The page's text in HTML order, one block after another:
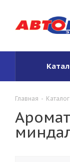
Главная - Каталог